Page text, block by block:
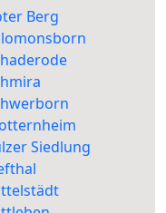
Berg
Siedlung